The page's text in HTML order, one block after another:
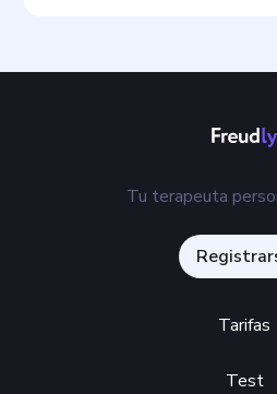
Tu terapeuta
Tarifas
Test